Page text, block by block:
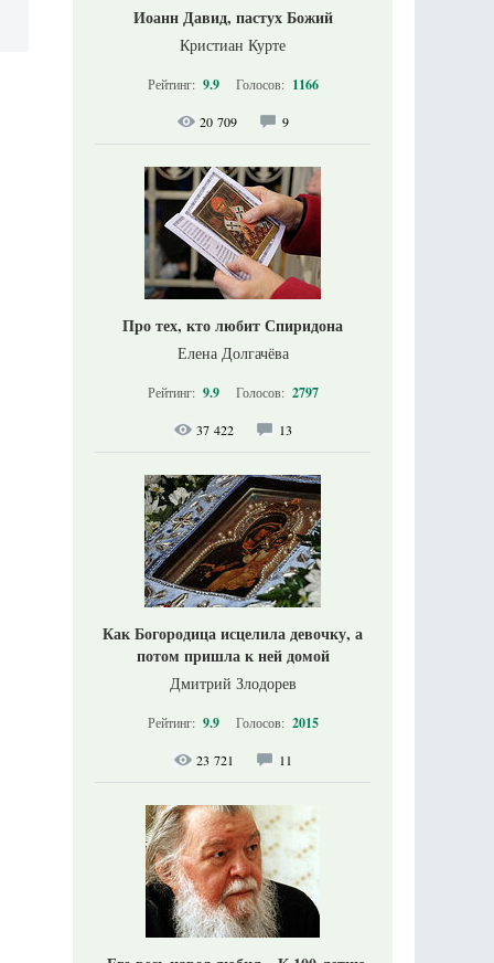
Иоанн Давид, пастух Божий
Кристиан Курте
Рейтинг: 9.9 Голосов: 1166
20 709 9
Про тех, кто любит Спиридона
Елена Долгачёва
Рейтинг: 9.9 Голосов: 2797
37 422 13
Как Богородица исцелила девочку, а
потом пришла к ней домой
Дмитрий Злодорев
Рейтинг: 9.9 Голосов: 2015
23 721 11